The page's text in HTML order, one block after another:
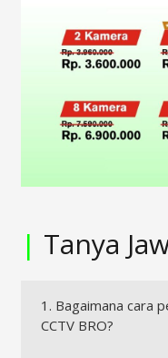
| Tanya
1. Bagaimana cara
CCTV BRO?